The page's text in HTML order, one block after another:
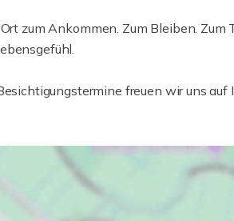
zum Ankommen. Zum Bleiben.
freuen wir uns